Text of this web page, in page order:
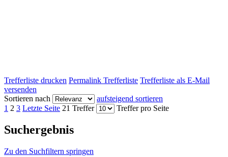
Trefferliste drucken Permalink Trefferliste Trefferliste als E-Mail
versenden
Sortieren nach
aufsteigend sortieren
1 2 3 Letzte Seite 21 Treffer Treffer pro Seite
Suchergebnis
Zu den Suchfiltern springen